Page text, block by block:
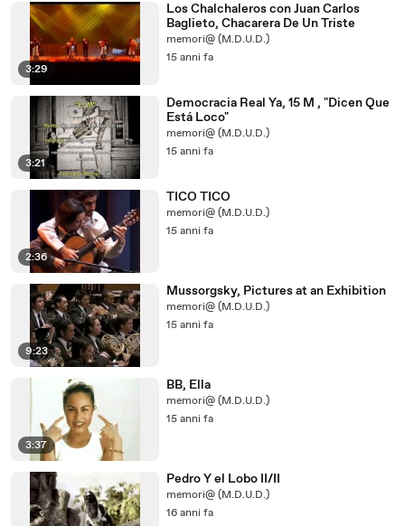
3:29
Los Chalchaleros con Juan Carlos
Baglieto, Chacarera De Un Triste
memori@ (M.D.U.D.)
15 anni fa
3:21
Democracia Real Ya, 15 M , "Dicen Que
Está Loco"
memori@ (M.D.U.D.)
15 anni fa
2:36
TICO TICO
memori@ (M.D.U.D.)
15 anni fa
9:23
Mussorgsky, Pictures at an Exhibition
memori@ (M.D.U.D.)
15 anni fa
3:37
BB, Ella
memori@ (M.D.U.D.)
15 anni fa
Pedro Y el Lobo II/II
memori@ (M.D.U.D.)
16 anni fa